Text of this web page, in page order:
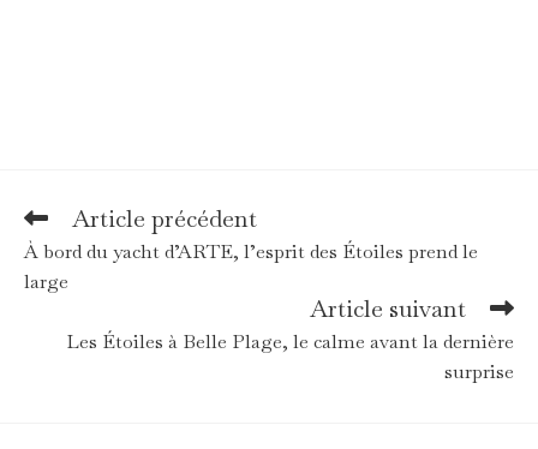
Read
more
articles
Article précédent
À bord du yacht d’ARTE, l’esprit des Étoiles prend le
large
Article suivant
Les Étoiles à Belle Plage, le calme avant la dernière
surprise